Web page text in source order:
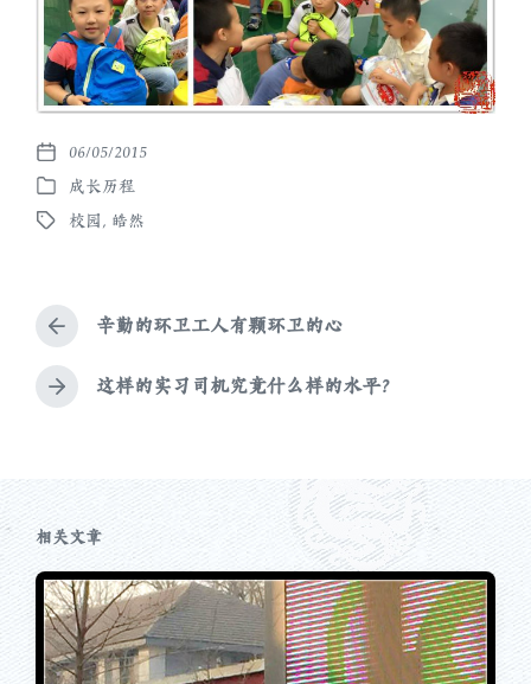
发
布
日
06/05/2015
发
布
成长历程
标
校园 , 皓然
上
文
章
辛勤的环卫工人有颗环卫的心
下
这样的实习司机究竟什么样的水平？
相关文章